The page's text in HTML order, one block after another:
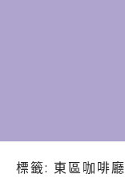
標籤: 東區咖啡廳